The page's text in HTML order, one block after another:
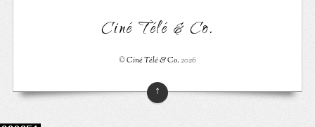
Ciné Télé & Co.
©Ciné Télé & Co.2026
↑